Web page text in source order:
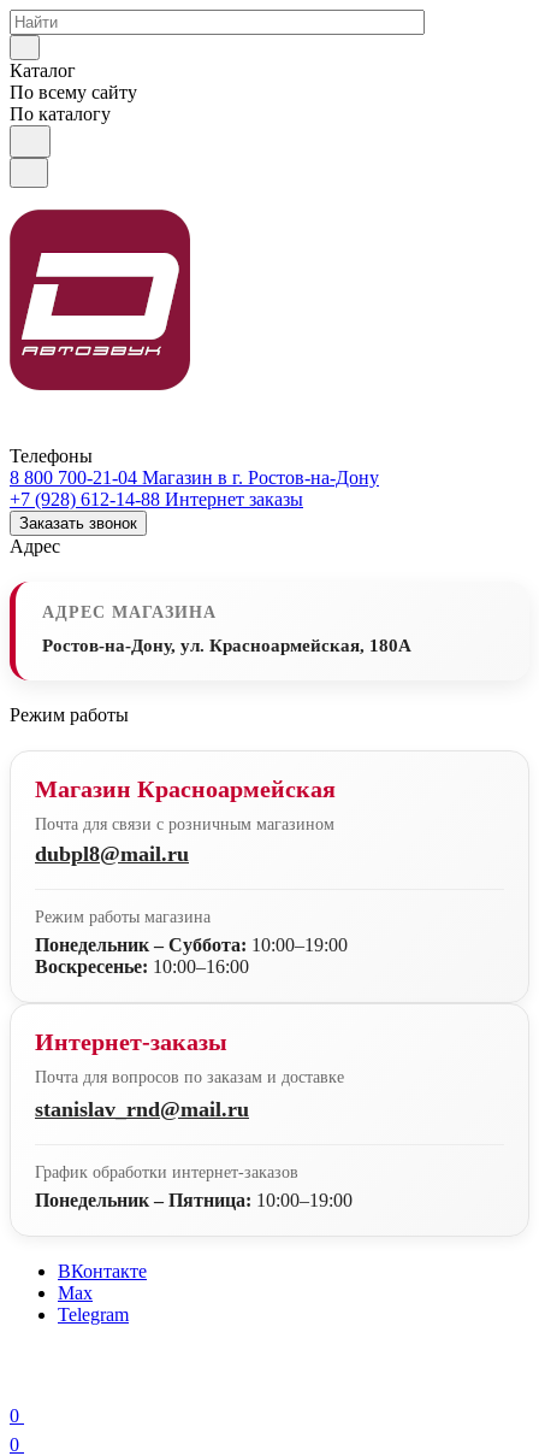
Каталог
По всему сайту
По каталогу
Телефоны
8 800 700-21-04 Магазин в г. Ростов-на-Дону
+7 (928) 612-14-88 Интернет заказы
Заказать звонок
Адрес
АДРЕС МАГАЗИНА
Ростов-на-Дону, ул. Красноармейская, 180А
Режим работы
Магазин Красноармейская
Почта для связи с розничным магазином
dubpl8@mail.ru
Режим работы магазина
Понедельник – Суббота: 10:00–19:00
Воскресенье: 10:00–16:00
Интернет-заказы
Почта для вопросов по заказам и доставке
stanislav_rnd@mail.ru
График обработки интернет-заказов
Понедельник – Пятница: 10:00–19:00
ВКонтакте
Max
Telegram
0
0